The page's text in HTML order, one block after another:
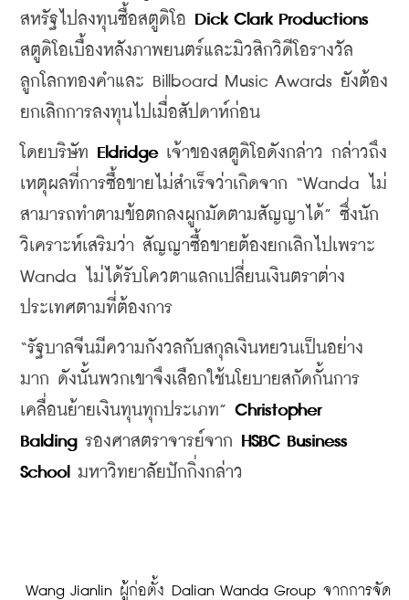
สหรัฐไปลงทุนซื้อสตูดิโอ Dick Clark Productions
สตูดิโอเบื้องหลังภาพยนตร์และมิวสิกวิดีโอรางวัล
ลูกโลกทองคำและ Billboard Music Awards ยังต้อง
ยกเลิกการลงทุนไปเมื่อสัปดาห์ก่อน
โดยบริษัท Eldridge เจ้าของสตูดิโอดังกล่าว กล่าวถึง
เหตุผลที่การซื้อขายไม่สำเร็จว่าเกิดจาก “Wanda ไม่
สามารถทำตามข้อตกลงผูกมัดตามสัญญาได้” ซึ่งนัก
วิเคราะห์เสริมว่า สัญญาซื้อขายต้องยกเลิกไปเพราะ
Wanda ไม่ได้รับโควตาแลกเปลี่ยนเงินตราต่าง
ประเทศตามที่ต้องการ
“รัฐบาลจีนมีความกังวลกับสกุลเงินหยวนเป็นอย่าง
มาก ดังนั้นพวกเขาจึงเลือกใช้นโยบายสกัดกั้นการ
เคลื่อนย้ายเงินทุนทุกประเภท” Christopher
Balding รองศาสตราจารย์จาก
HSBC Business
School มหาวิทยาลัยปักกิ่งกล่าว